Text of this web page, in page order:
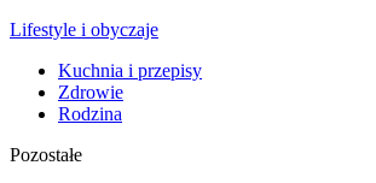
Lifestyle i obyczaje
Kuchnia i przepisy
Zdrowie
Rodzina
Pozostałe